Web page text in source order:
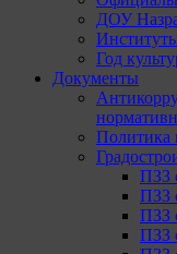
ДОУ
Год
Документы
Политика
ПЗЗ
ПЗЗ
ПЗЗ
ПЗЗ